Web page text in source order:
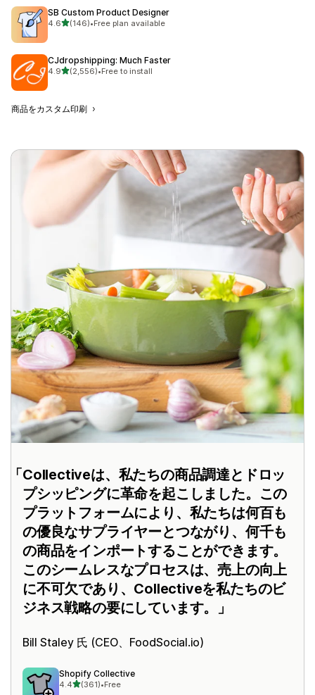
SB Custom Product Designer
4.65つ星中
(146)
合計レビュー数：146件
•Free plan available
CJdropshipping: Much Faster
4.95つ星中
(2,556)
合計レビュー数：2556件
•Free to install
商品をカスタム印刷
Collectiveは、私たちの商品調達とドロッ
プシッピングに革命を起こしました。この
プラットフォームにより、私たちは何百も
の優良なサプライヤーとつながり、何千も
の商品をインポートすることができます。
このシームレスなプロセスは、売上の向上
に不可欠であり、Collectiveを私たちのビ
ジネス戦略の要にしています。
Bill Staley 氏 (CEO、 FoodSocial.io)
Shopify Collective
4.45つ星中
(361)
合計レビュー数：361件
•Free